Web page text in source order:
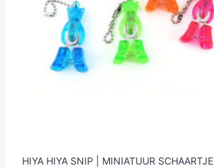
HIYA HIYA SNIP | MINIATUUR SCHAARTJE